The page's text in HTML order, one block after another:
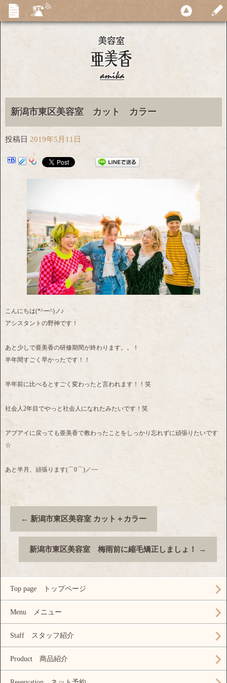
新潟市東区美容室 カット カラー
投稿日 2019年5月11日
こんにちは(*^ー^)ノ♪
アシスタントの野神です！
あと少しで亜美香の研修期間が終わります。。！
半年間すごく早かったです！！
半年前に比べるとすごく変わったと言われます！！笑
社会人2年目でやっと社会人になれたみたいです！笑
アブアイに戻っても亜美香で教わったことをしっかり忘れずに頑張りたいです
☆
あと半月、頑張ります(⌒0⌒)／~~
← 新潟市東区美容室 カット＋カラー
新潟市東区美容室 梅雨前に縮毛矯正しましょ！ →
Top page トップページ
Menu メニュー
Staff スタッフ紹介
Product 商品紹介